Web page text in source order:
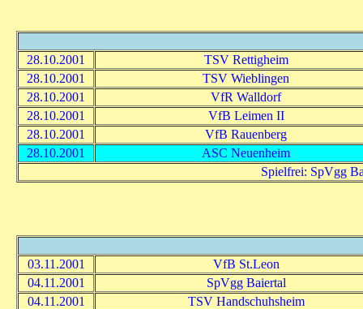
28.10.2001
TSV Rettigheim
28.10.2001
TSV Wieblingen
28.10.2001
VfR Walldorf
28.10.2001
VfB Leimen II
28.10.2001
VfB Rauenberg
28.10.2001
ASC Neuenheim
Spielfrei: SpVgg
03.11.2001
VfB St.Leon
04.11.2001
SpVgg Baiertal
04.11.2001
TSV Handschuhsheim